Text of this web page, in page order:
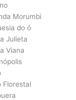
Morumbi
do ó
Julieta
Viana
Florestal